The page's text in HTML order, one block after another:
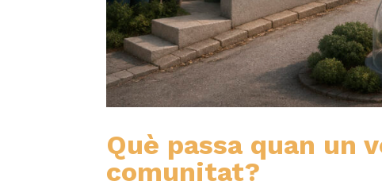
Què passa quan un
comunitat?